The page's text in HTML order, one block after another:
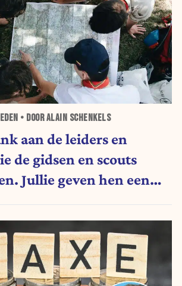
• DOOR ALAIN SCHENKELS
aan de leiders en
de gidsen en scouts
Jullie geven hen een